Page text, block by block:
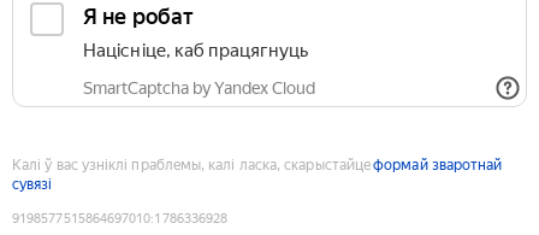
Я не робат
Націсніце, каб працягнуць
SmartCaptcha by Yandex Cloud
Калі ў вас узніклі праблемы, калі ласка, скарыстайцеформай зваротнай
сувязі
9198577515864697010:1786336928